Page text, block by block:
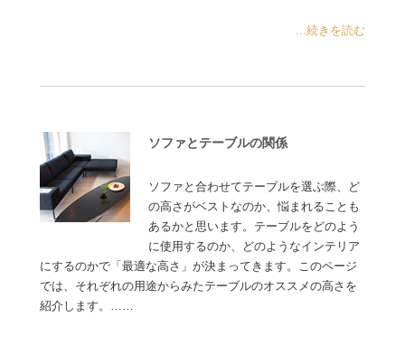
...続きを読む
ソファとテーブルの関係
ソファと合わせてテーブルを選ぶ際、ど
の高さがベストなのか、悩まれることも
あるかと思います。テーブルをどのよう
に使用するのか、どのようなインテリア
にするのかで「最適な高さ」が決まってきます。このページ
では、それぞれの用途からみたテーブルのオススメの高さを
紹介します。……